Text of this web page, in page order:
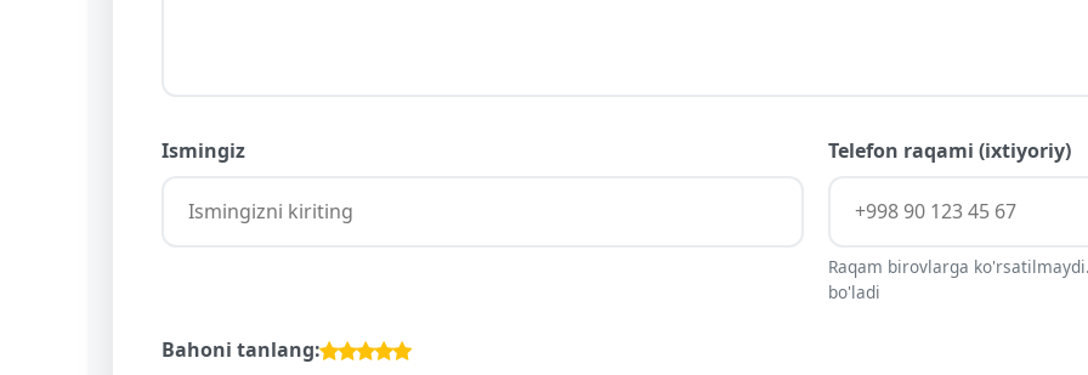
Ismingiz Telefon raqami (ixtiyoriy)
Raqam birovlarga
bo'ladi
Bahoni tanlang: